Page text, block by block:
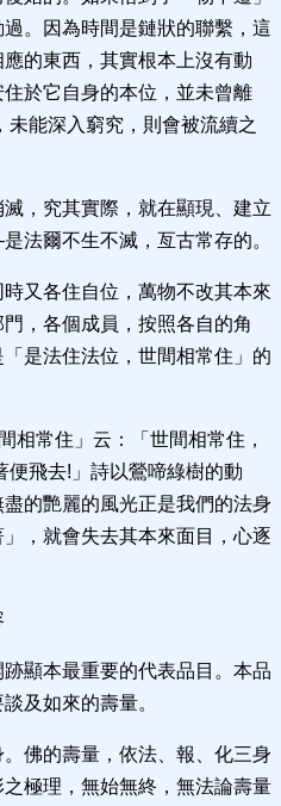
。因為時間是鏈狀的聯繫，這
的東西，其實根本上沒有動
於它自身的本位，並未曾離
未能深入窮究，則會被流續之
，究其實際，就在顯現、建立
爾不生不滅，亙古常存的。
又各住自位，萬物不改其本來
，各個成員，按照各自的角
是法住法位，世間相常住」的
相常住」云：「世間相常住，
便飛去!」詩以鶯啼綠樹的動
的艷麗的風光正是我們的法身
，就會失去其本來面目，心逐
跡顯本最重要的代表品目。本品
及如來的壽量。
佛的壽量，依法、報、化三身
極理，無始無終，無法論壽量